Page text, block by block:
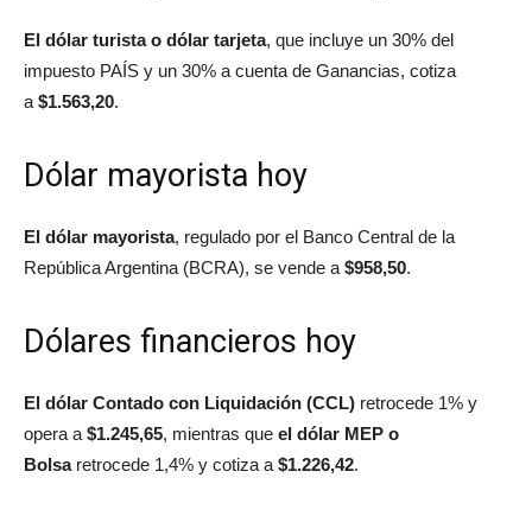
El dólar turista o dólar tarjeta, que incluye un 30% del
impuesto PAÍS y un 30% a cuenta de Ganancias, cotiza
a $1.563,20.
Dólar mayorista hoy
El dólar mayorista, regulado por el Banco Central de la
República Argentina (BCRA), se vende a $958,50.
Dólares financieros hoy
El dólar Contado con Liquidación (CCL) retrocede 1% y
opera a $1.245,65, mientras que el dólar MEP o
Bolsaretrocede 1,4% y cotiza a $1.226,42.